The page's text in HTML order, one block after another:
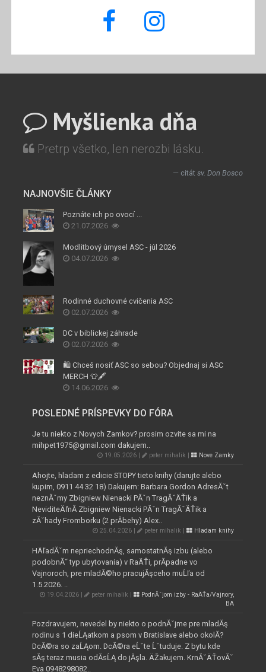
Myšlienka dňa
Pretrp všetko, len nerozbi lásku.
citát sv. Don Bosco
NAJNOVŠIE ČLÁNKY
Poznáte ich po ovocí ...
21.07.2026
Modlitbový úmysel ASC - júl 2026
04.07.2026
Rodinné duchovné cvičenia ASC
02.07.2026
DC v biblickej záhrade
02.07.2026
🛍️ Chceš nosiť ASC so sebou? Objednaj si ASC
MERCH 👕🖋️
14.06.2026
POSLEDNÉ PRÍSPEVKY DO FÓRA
Je tu niekto z Novych Zamkov? prosim ozvite sa mi na
mihpet1975@gmail.com dakujem..
19.05.2026 | peter mihalik | Nove Zamky
Ahojte, hladam z edicie STOPY tieto knihy (darujte alebo
kupim, 0911 44 32 18) Dakujem: Barbara Gordon AdresĂˇt
neznĂˇmy Zbigniew Nienacki PĂˇn TragĂˇÄŤik a
NeviditeÄľnĂ­ Zbigniew Nienacki PĂˇn TragĂˇÄŤik a
zĂˇhady Fromborku (2 prĂ­behy) Alex..
25.04.2026 | peter mihalik | Hladam knihy
HÄľadĂˇm nepriechodnĂş, samostatnĂş izbu (alebo
podobnĂ˝ typ ubytovania) v RaÄŤi, prĂ­padne vo
Vajnoroch, pre mladĂ©ho pracujĂşceho muĹľa od
1.5.2026. ..
19.04.2026 | peter mihalik |
PodnĂˇjom izby - RaÄŤa/Vajnory,
BA
Pozdravujem, nevedel by niekto o podnĂˇjme pre mladĂş
rodinu s 1 dieĹĄatkom a psom v Bratislave alebo okolĂ­?
DcĂ©ra so zaĹĄom. DcĂ©ra eĹˇte Ĺˇtuduje. Z bytu kde
sĂş teraz musia odĂ­sĹĄ do jĂşla. ÄŽakujem. KrnĂˇÄŤovĂˇ
Eva 0948298082..